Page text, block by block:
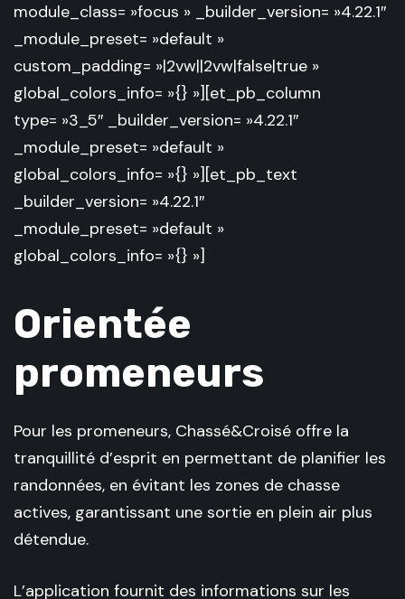
module_class= »focus » _builder_version= »4.22.1″
_module_preset= »default »
custom_padding= »|2vw||2vw|false|true »
global_colors_info= »{} »][et_pb_column
type= »3_5″ _builder_version= »4.22.1″
_module_preset= »default »
global_colors_info= »{} »][et_pb_text
_builder_version= »4.22.1″
_module_preset= »default »
global_colors_info= »{} »]
Orientée
promeneurs
Pour les promeneurs, Chassé&Croisé offre la
tranquillité d’esprit en permettant de planifier les
randonnées, en évitant les zones de chasse
actives, garantissant une sortie en plein air plus
détendue.
L’application fournit des informations sur les